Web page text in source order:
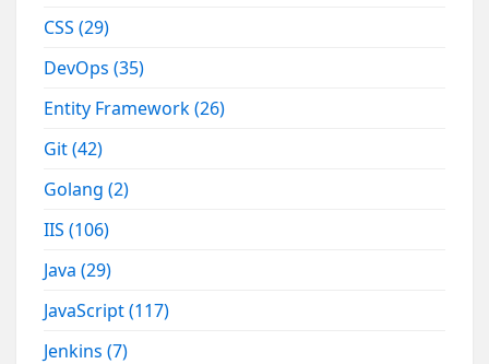
CSS(29)
DevOps(35)
Entity Framework(26)
Git(42)
Golang(2)
IIS(106)
Java(29)
JavaScript(117)
Jenkins(7)